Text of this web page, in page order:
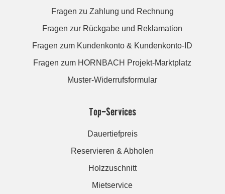
Fragen zu Zahlung und Rechnung
Fragen zur Rückgabe und Reklamation
Fragen zum Kundenkonto & Kundenkonto-ID
Fragen zum HORNBACH Projekt-Marktplatz
Muster-Widerrufsformular
Top-Services
Dauertiefpreis
Reservieren & Abholen
Holzzuschnitt
Mietservice